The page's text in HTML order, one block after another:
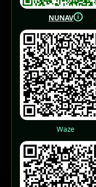
NUNAV i
Waze